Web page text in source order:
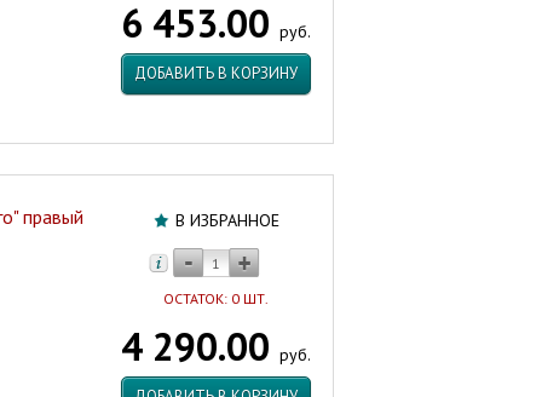
6 453.00 руб.
ДОБАВИТЬ В КОРЗИНУ
В ИЗБРАННОЕ
ОСТАТОК: 0 ШТ.
4 290.00 руб.
правый